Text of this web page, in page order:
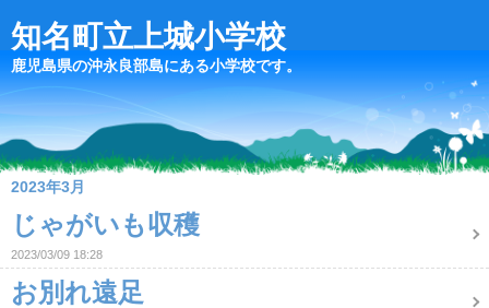
知名町立上城小学校
鹿児島県の沖永良部島にある小学校です。
2023年3月
じゃがいも収穫
2023/03/09 18:28
お別れ遠足